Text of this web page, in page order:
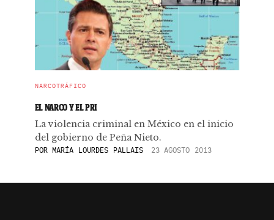
NARCOTRÁFICO
EL NARCO Y EL PRI
La violencia criminal en México en el inicio
del gobierno de Peña Nieto.
PORMARÍA LOURDES PALLAIS 23 AGOSTO 2013